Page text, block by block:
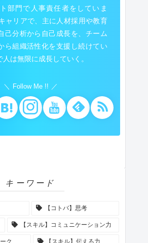
部門で人事責任者をしていま
ャリアで、主に人材採用や教育
己分析から自己成長を、チーム
ら組織活性化を支援し続けてい
人は無限に成長していく。
Follow Me !!
キーワード
【コトバ】思考
【スキル】コミュニケーション力
ク 【スキル】伝える力